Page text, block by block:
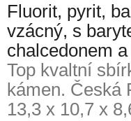
Fluorit, pyrit,
vzácný, s
chalcedonem
Top kvaltní
kámen. Česká
13,3 x 10,7 x